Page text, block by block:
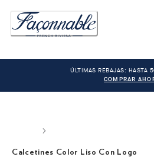
ÚLTIMAS REBAJAS: HASTA
COMPRAR
Calcetines Color Liso Con Logo